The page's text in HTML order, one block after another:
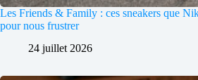
Les Friends & Family : ces sneakers que
pour nous frustrer
24 juillet 2026